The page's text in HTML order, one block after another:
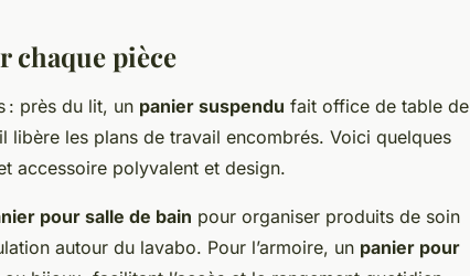
chaque pièce
: près du lit, un panier suspendu fait office de table de
libère les plans de travail encombrés. Voici quelques
accessoire polyvalent et design.
pour salle de bain pour organiser produits de soin
autour du lavabo. Pour l’armoire, un panier pour